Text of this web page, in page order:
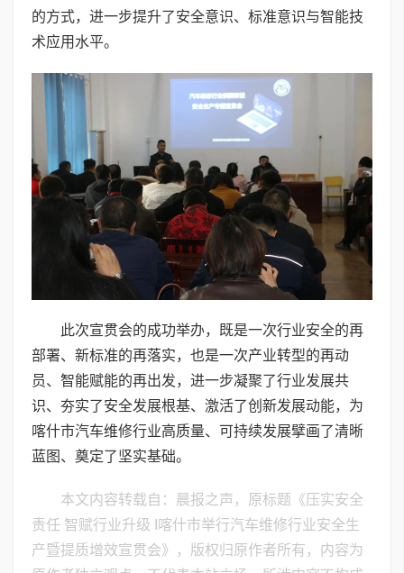
的方式，进一步提升了安全意识、标准意识与智能技
术应用水平。
此次宣贯会的成功举办，既是一次行业安全的再
部署、新标准的再落实，也是一次产业转型的再动
员、智能赋能的再出发，进一步凝聚了行业发展共
识、夯实了安全发展根基、激活了创新发展动能，为
喀什市汽车维修行业高质量、可持续发展擘画了清晰
蓝图、奠定了坚实基础。
本文内容转载自：晨报之声，原标题《压实安全
责任 智赋行业升级 I喀什市举行汽车维修行业安全生
产暨提质增效宣贯会》，版权归原作者所有，内容为